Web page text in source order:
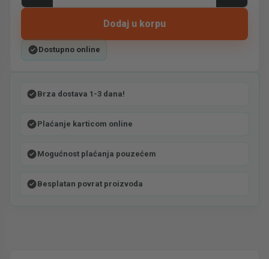
Dodaj u korpu
Dostupno online
Brza dostava 1-3 dana!
Plaćanje karticom online
Mogućnost plaćanja pouzećem
Besplatan povrat proizvoda